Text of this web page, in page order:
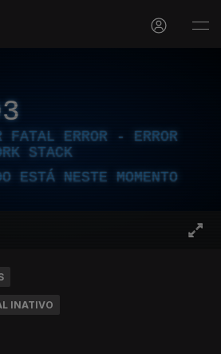
FATAL ERROR - ERROR
STACK
ESTÁ NESTE MOMENTO
INATIVO